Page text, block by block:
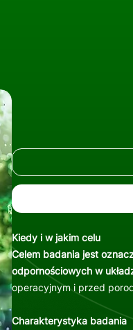
Kiedy i w jakim celu
Celem badania jest
odpornościowych w
operacyjnym i przed
Charakterystyka badania